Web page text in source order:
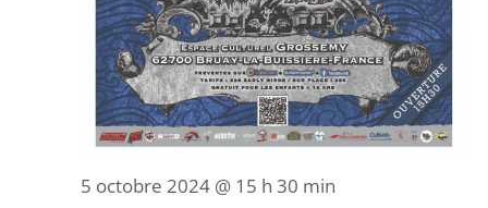
5 octobre 2024 @ 15 h 30 min